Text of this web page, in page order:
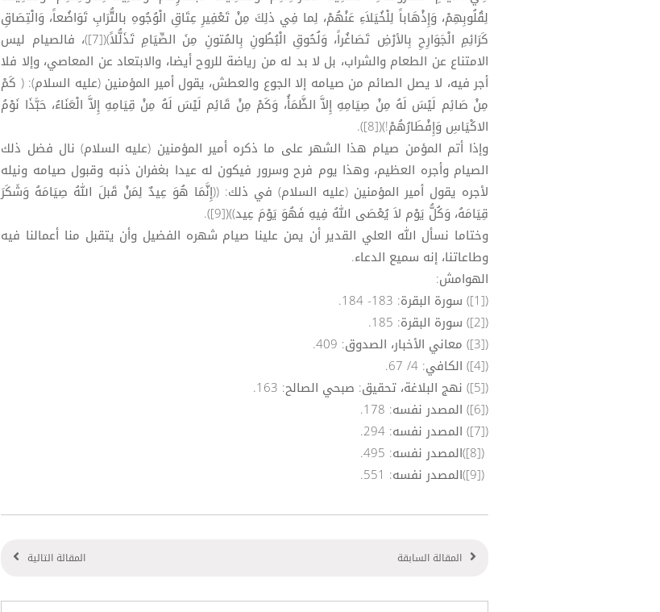
لِقُلُوبِهِمْ، وَإِذْهَاباً لِلْخُيَلاَءِ عَنْهُمْ، لِما فِي ذلِكَ مِنْ تَعْفِيرِ عِتَاقِ الْوُجُوهِ بالتُّرَابِ تَوَاضُعاً، وَالْتِصَاقِ
كَرَائِمِ الْجَوَارِحِ بِالأرْضِ تَصَاغُراً، وَلُحُوقِ الْبُطُونِ بِالمُتونِ مِنَ الصِّيَامِ تَذَلُّلاً)([7])، فالصيام ليس
الامتناع عن الطعام والشراب، بل لا بد له من رياضة للروح أيضا، والابتعاد عن المعاصي، وإلا فلا
أجر فيه، لا يصل الصائم من صيامه إلا الجوع والعطش، يقول أمير المؤمنين (عليه السلام): ( كَمْ
مِنْ صَائِم لَيْسَ لَهُ مِنْ صِيَامِهِ إِلاَّ الظَّمَأُ، وَكَمْ مِنْ قَائِم لَيْسَ لَهُ مِنْ قِيَامِهِ إِلاَّ الْعَنَاءُ، حَبَّذَا نَوْمُ
الاكْيَاسِ وَإِفْطَارُهُمْ!)([8]).
وإذا أتم المؤمن صيام هذا الشهر على ما ذكره أمير المؤمنين (عليه السلام) نال فضل ذلك
الصيام وأجره العظيم، وهذا يوم فرح وسرور فيكون له عيدا بغفران ذنبه وقبول صيامه ونيله
لأجره يقول أمير المؤمنين (عليه السلام) في ذلك: ((إِنَّمَا هُوَ عِيدٌ لِمَنْ قَبلَ اللهُ صِيَامَهُ وَشَكَرَ
قِيَامَهُ، وَكُلُّ يَوْم لاَ يُعْصَى اللهُ فِيهِ فَهُوَ يَوْمَ عِيد))([9]).
وختاما نسأل الله العلي القدير أن يمن علينا صيام شهره الفضيل وأن يتقبل منا أعمالنا فيه
وطاعاتنا، إنه سميع الدعاء.
الهوامش:
([1]) سورة البقرة: 183- 184.
([2]) سورة البقرة: 185.
([3]) معاني الأخبار، الصدوق: 409.
([4]) الكافي: 4/ 67.
([5]) نهج البلاغة، تحقيق: صبحي الصالح: 163.
([6]) المصدر نفسه: 178.
([7]) المصدر نفسه: 294.
([8])المصدر نفسه: 495.
([9])المصدر نفسه: 551.
المقالة السابقة المقالة التالية